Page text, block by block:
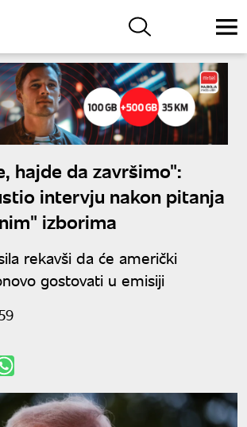
hajde da završimo":
intervju nakon pitanja
izborima
rekavši da će američki
gostovati u emisiji